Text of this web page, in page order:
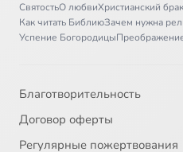
СвятостьО любвиХристианский брак
Как читать БиблиюЗачем нужна
Успение Богородицы
Благотворительность
Договор оферты
Регулярные пожертвования